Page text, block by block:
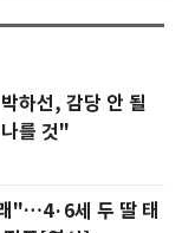
하선, 감당 안 될
를 것"
"…4·6세 두 딸 태